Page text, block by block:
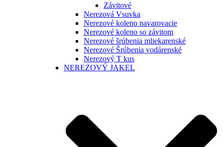
Závitové
Nerezová Vsuvka
Nerezové koleno navarovacie
Nerezové koleno so závitom
Nerezové šrúbenia mliekarenské
Nerezové Šrúbenia vodárenské
Nerezový T kus
NEREZOVÝ JAKEL